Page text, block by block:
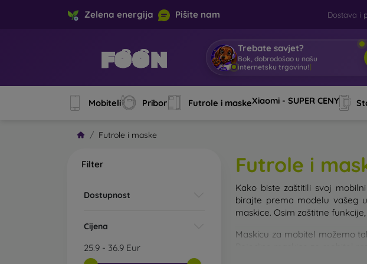
Zelena energija Pišite nam Dostava i
Trebate savjet?
Bok, dobrodošao u našu
internetsku trgovinu!
Mobiteli Pribor Futrole i maskeXiaomi - SUPER CENY
Futrole i maske
Filter
Dostupnost
Cijena
25.9 - 36.9 Eur
Futrole i
Kako biste zaštitili svoj
birajte prema modelu vašeg
maskice. Osim zaštitne
Maskicu za mobitel možemo